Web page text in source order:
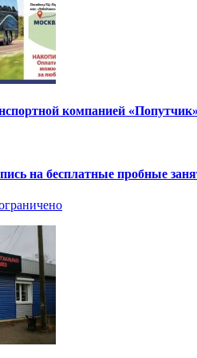
компанией «Попутчик»
на бесплатные пробные